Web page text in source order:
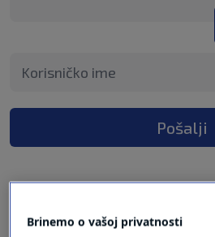
Pošalji
Brinemo o vašoj privatnosti